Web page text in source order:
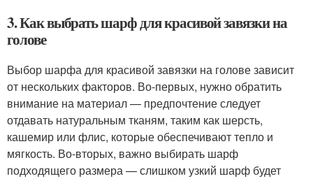
3. Как выбрать шарф для красивой завязки на
голове
Выбор шарфа для красивой завязки на голове зависит
от нескольких факторов. Во-первых, нужно обратить
внимание на материал — предпочтение следует
отдавать натуральным тканям, таким как шерсть,
кашемир или флис, которые обеспечивают тепло и
мягкость. Во-вторых, важно выбирать шарф
подходящего размера — слишком узкий шарф будет